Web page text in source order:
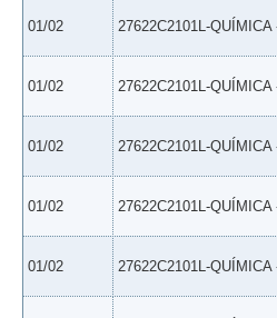
01/02 27622C2101L-
01/02 27622C2101L-
01/02 27622C2101L-
01/02 27622C2101L-
01/02 27622C2101L-